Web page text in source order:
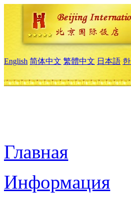
English 简体中文 繁體中文 日本語
Главная
Информация